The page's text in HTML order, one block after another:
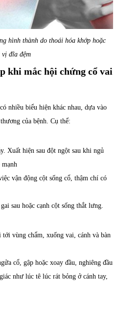
hình thành do thoái hóa khớp hoặc
vị đĩa đệm
khi mắc hội chứng cổ vai
nhiều biểu hiện khác nhau, dựa vào
của bệnh. Cụ thể:
Xuất hiện sau đột ngột sau khi ngủ
mạnh
vận động cột sống cổ, thậm chí có
sau hoặc cạnh cột sống thắt lưng.
vùng chẩm, xuống vai, cánh và bàn
cổ, gập hoặc xoay đầu, nghiêng đầu
như lúc tê lúc rát bỏng ở cánh tay,